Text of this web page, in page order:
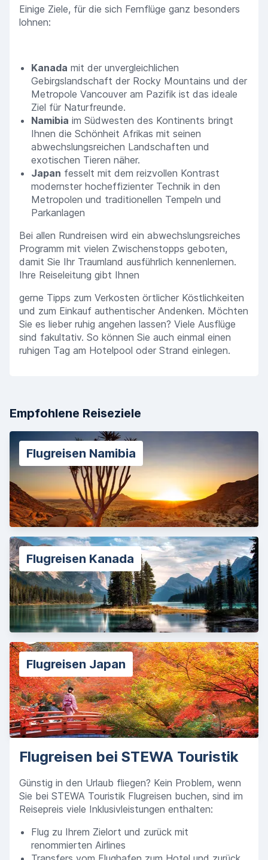
Einige Ziele, für die sich Fernflüge ganz besonders
lohnen:
Kanada mit der unvergleichlichen
Gebirgslandschaft der Rocky Mountains und der
Metropole Vancouver am Pazifik ist das ideale
Ziel für Naturfreunde.
Namibia im Südwesten des Kontinents bringt
Ihnen die Schönheit Afrikas mit seinen
abwechslungsreichen Landschaften und
exotischen Tieren näher.
Japan fesselt mit dem reizvollen Kontrast
modernster hocheffizienter Technik in den
Metropolen und traditionellen Tempeln und
Parkanlagen
Bei allen Rundreisen wird ein abwechslungsreiches
Programm mit vielen Zwischenstopps geboten,
damit Sie Ihr Traumland ausführlich kennenlernen.
Ihre Reiseleitung gibt Ihnen
gerne Tipps zum Verkosten örtlicher Köstlichkeiten
und zum Einkauf authentischer Andenken. Möchten
Sie es lieber ruhig angehen lassen? Viele Ausflüge
sind fakultativ. So können Sie auch einmal einen
ruhigen Tag am Hotelpool oder Strand einlegen.
Empfohlene Reiseziele
Flugreisen Namibia
Flugreisen Kanada
Flugreisen Japan
Flugreisen bei STEWA Touristik
Günstig in den Urlaub fliegen? Kein Problem, wenn
Sie bei STEWA Touristik Flugreisen buchen, sind im
Reisepreis viele Inklusivleistungen enthalten:
Flug zu Ihrem Zielort und zurück mit
renommierten Airlines